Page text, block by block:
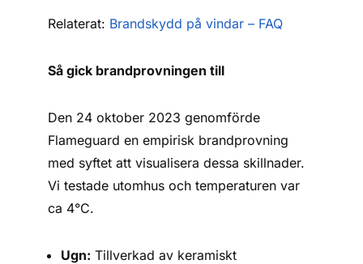
Relaterat: Brandskydd på vindar – FAQ
Så gick brandprovningen till
Den 24 oktober 2023 genomförde
Flameguard en empirisk brandprovning
med syftet att visualisera dessa skillnader.
Vi testade utomhus och temperaturen var
ca 4°C.
Ugn: Tillverkad av keramiskt